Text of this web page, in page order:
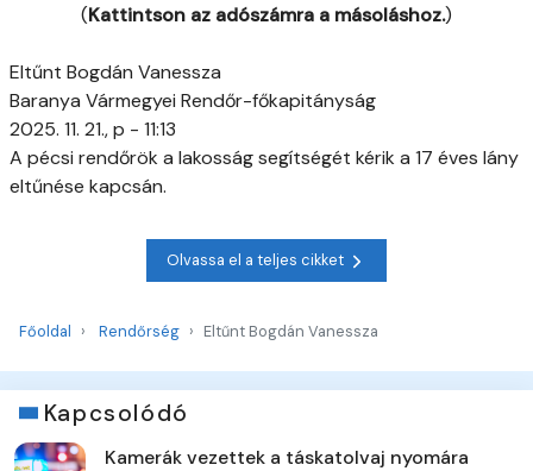
(Kattintson az adószámra a másoláshoz.)
Eltűnt Bogdán Vanessza
Baranya Vármegyei Rendőr-főkapitányság
2025. 11. 21., p - 11:13
A pécsi rendőrök a lakosság segítségét kérik a 17 éves lány
eltűnése kapcsán.
Olvassa el a teljes cikket
Főoldal Rendőrség Eltűnt Bogdán Vanessza
Kapcsolódó
Kamerák vezettek a táskatolvaj nyomára